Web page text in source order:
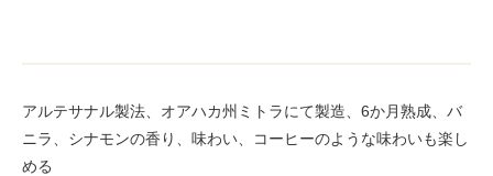
アルテサナル製法、オアハカ州ミトラにて製造、6か月熟成、バ
ニラ、シナモンの香り、味わい、コーヒーのような味わいも楽し
める